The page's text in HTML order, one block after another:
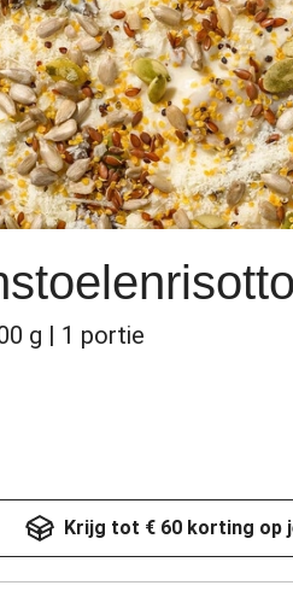
g | 1 portie
Krijg tot € 60 korting op